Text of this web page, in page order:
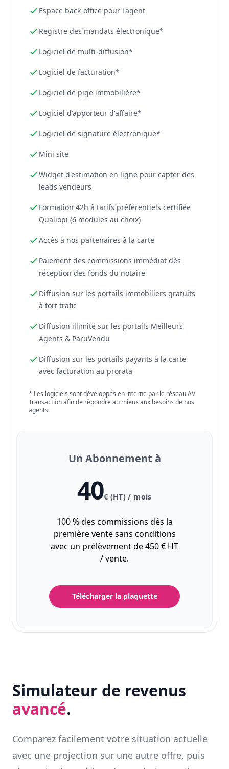
Espace back-office pour l'agent
Registre des mandats électronique*
Logiciel de multi-diffusion*
Logiciel de facturation*
Logiciel de pige immobilière*
Logiciel d'apporteur d'affaire*
Logiciel de signature électronique*
Mini site
Widget d'estimation en ligne pour capter des
leads vendeurs
Formation 42h à tarifs préférentiels certifiée
Qualiopi (6 modules au choix)
Accès à nos partenaires à la carte
Paiement des commissions immédiat dès
réception des fonds du notaire
Diffusion sur les portails immobiliers gratuits
à fort trafic
Diffusion illimité sur les portails Meilleurs
Agents & ParuVendu
Diffusion sur les portails payants à la carte
avec facturation au prorata
* Les logiciels sont développés en interne par le réseau AV
Transaction afin de répondre au mieux aux besoins de nos
agents.
Un Abonnement à
40€ (HT) / mois
100 % des commissions dès la
première vente sans conditions
avec un prélèvement de 450 € HT
/ vente.
Télécharger la plaquette
Simulateur de revenus
avancé.
Comparez facilement votre situation actuelle
avec une projection sur une autre offre, puis